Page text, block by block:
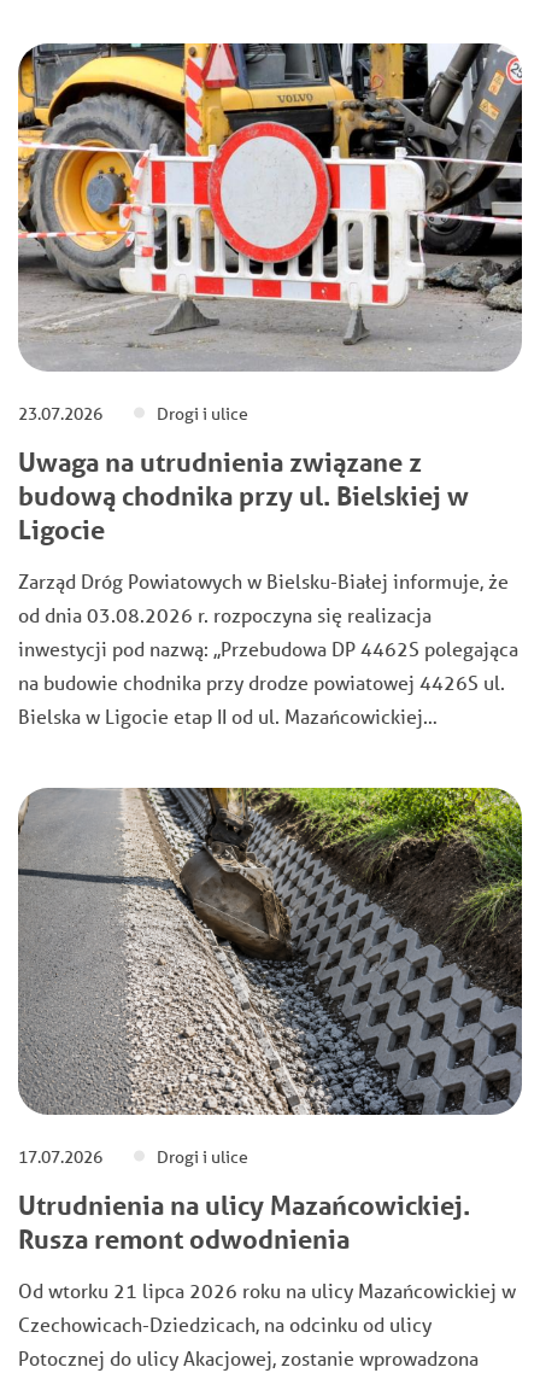
23.07.2026 Drogi i ulice
Uwaga na utrudnienia związane z
budową chodnika przy ul. Bielskiej w
Ligocie
Zarząd Dróg Powiatowych w Bielsku-Białej informuje, że
od dnia 03.08.2026 r. rozpoczyna się realizacja
inwestycji pod nazwą: ,,Przebudowa DP 4462S polegająca
na budowie chodnika przy drodze powiatowej 4426S ul.
Bielska w Ligocie etap II od ul. Mazańcowickiej…
17.07.2026 Drogi i ulice
Utrudnienia na ulicy Mazańcowickiej.
Rusza remont odwodnienia
Od wtorku 21 lipca 2026 roku na ulicy Mazańcowickiej w
Czechowicach-Dziedzicach, na odcinku od ulicy
Potocznej do ulicy Akacjowej, zostanie wprowadzona